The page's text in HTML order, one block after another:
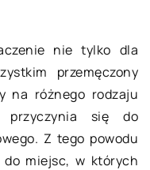
nie tylko dla
przemęczony
na różnego rodzaju
przyczynia się do
Z tego powodu
miejsc, w których